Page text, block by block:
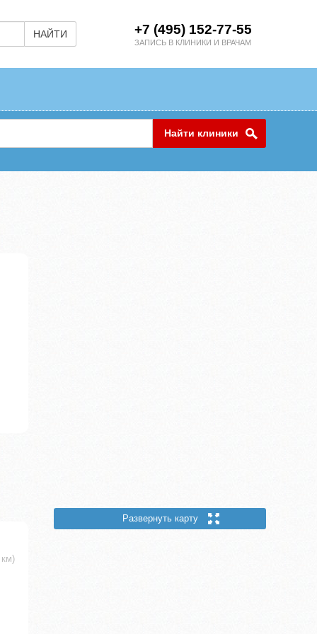
НАЙТИ +7 (495) 152-77-55
ЗАПИСЬ В КЛИНИКИ И ВРАЧАМ
Найти клиники
Развернуть карту